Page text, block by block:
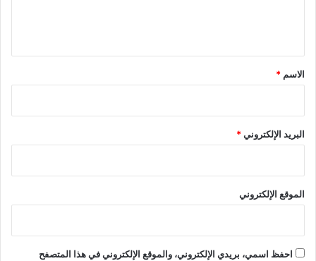
*
الاسم *
البريد الإلكتروني*
الموقع الإلكتروني
احفظ اسمي، بريدي الإلكتروني، والموقع الإلكتروني في هذا المتصفح